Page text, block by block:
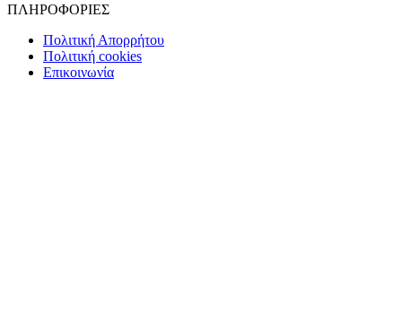
ΠΛΗΡΟΦΟΡΙΕΣ
Πολιτική Απορρήτου
Πολιτική cookies
Επικοινωνία